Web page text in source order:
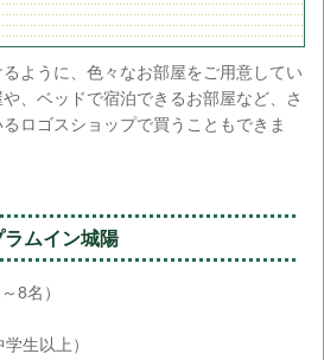
ように、色々なお部屋をご用意してい
、ベッドで宿泊できるお部屋など、さ
ロゴスショップで買うこともできま
ラムイン城陽
8名）
生以上）